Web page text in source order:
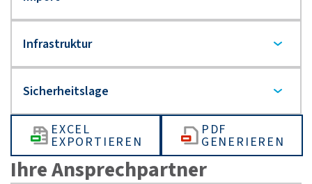
EXCEL
EXPORTIEREN
PDF
GENERIEREN
Ihre Ansprechpartner